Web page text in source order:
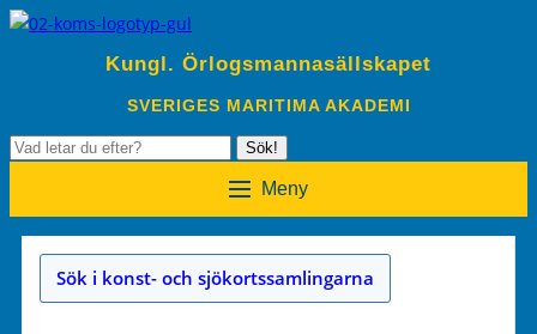
Kungl. Örlogsmannasällskapet
SVERIGES MARITIMA AKADEMI
Sök
Sök!
Meny
Sök i konst- och sjökortssamlingarna